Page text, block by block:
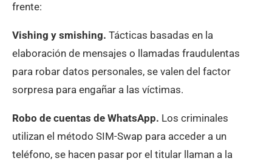
frente:
Vishing y smishing. Tácticas basadas en la
elaboración de mensajes o llamadas fraudulentas
para robar datos personales, se valen del factor
sorpresa para engañar a las víctimas.
Robo de cuentas de WhatsApp. Los criminales
utilizan el método SIM-Swap para acceder a un
teléfono, se hacen pasar por el titular llaman a la